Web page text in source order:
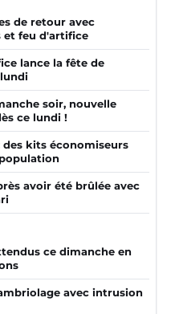
de retour avec
et feu d'artifice
lance la fête de
soir, nouvelle
ce lundi !
des kits économiseurs
avoir été brûlée avec
ce dimanche en
avec intrusion